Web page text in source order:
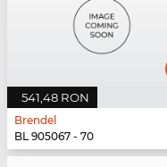
541,48 RON
Brendel
BL 905067 - 70